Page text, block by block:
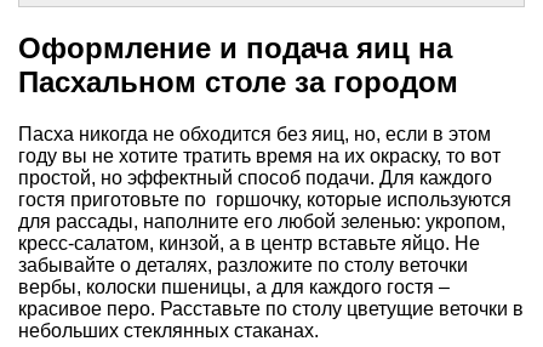
Оформление и подача яиц на
Пасхальном столе за городом
Пасха никогда не обходится без яиц, но, если в этом
году вы не хотите тратить время на их окраску, то вот
простой, но эффектный способ подачи. Для каждого
гостя приготовьте по горшочку, которые используются
для рассады, наполните его любой зеленью: укропом,
кресс-салатом, кинзой, а в центр вставьте яйцо. Не
забывайте о деталях, разложите по столу веточки
вербы, колоски пшеницы, а для каждого гостя –
красивое перо. Расставьте по столу цветущие веточки в
небольших стеклянных стаканах.